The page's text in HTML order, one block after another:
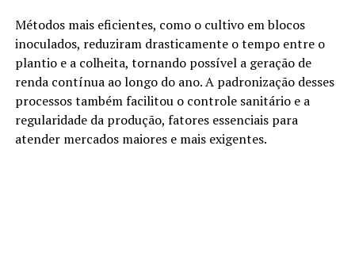
Métodos mais eficientes, como o cultivo em blocos
inoculados, reduziram drasticamente o tempo entre o
plantio e a colheita, tornando possível a geração de
renda contínua ao longo do ano. A padronização desses
processos também facilitou o controle sanitário e a
regularidade da produção, fatores essenciais para
atender mercados maiores e mais exigentes.